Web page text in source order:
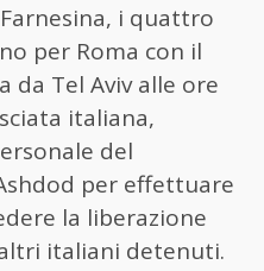
i quattro
per Roma con il
da Tel Aviv alle ore
italiana,
del
per effettuare
la liberazione
italiani detenuti.